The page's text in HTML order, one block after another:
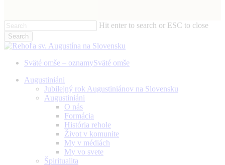
Hit enter to search or ESC to close
Search
Close
Sväté omše – oznamySväté omše
Menu
Augustiniáni
Jubilejný rok Augustiniánov na Slovensku
Augustiniáni
O nás
Formácia
História rehole
Život v komunite
My v médiách
My vo svete
Špiritualita